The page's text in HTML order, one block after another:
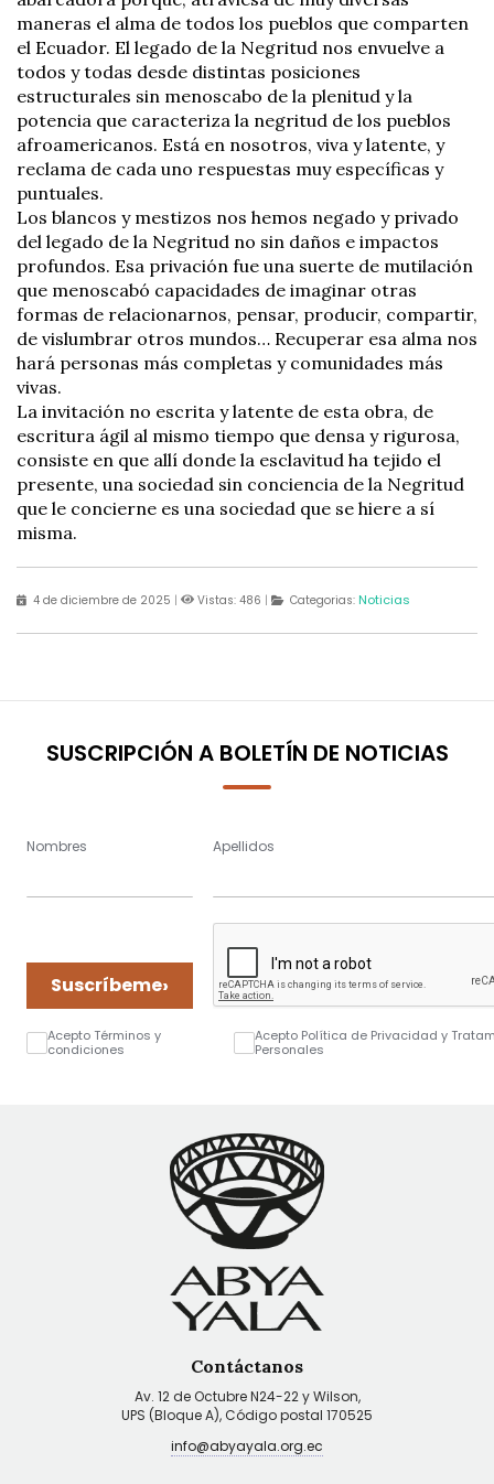
maneras el alma de todos los pueblos que comparten
el Ecuador. El legado de la Negritud nos envuelve a
todos y todas desde distintas posiciones
estructurales sin menoscabo de la plenitud y la
potencia que caracteriza la negritud de los pueblos
afroamericanos. Está en nosotros, viva y latente, y
reclama de cada uno respuestas muy específicas y
puntuales.
Los blancos y mestizos nos hemos negado y privado
del legado de la Negritud no sin daños e impactos
profundos. Esa privación fue una suerte de mutilación
que menoscabó capacidades de imaginar otras
formas de relacionarnos, pensar, producir, compartir,
de vislumbrar otros mundos… Recuperar esa alma nos
hará personas más completas y comunidades más
vivas.
La invitación no escrita y latente de esta obra, de
escritura ágil al mismo tiempo que densa y rigurosa,
consiste en que allí donde la esclavitud ha tejido el
presente, una sociedad sin conciencia de la Negritud
que le concierne es una sociedad que se hiere a sí
misma.
4 de diciembre de 2025 | Vistas: 486 | Categorias: Noticias
SUSCRIPCIÓN A BOLETÍN DE NOTICIAS
Nombres Apellidos
Suscríbeme›
Acepto Términos y
condiciones
Acepto Política de Privacidad y
Personales
Contáctanos
Av. 12 de Octubre N24-22 y Wilson,
UPS (Bloque A), Código postal 170525
info@abyayala.org.ec